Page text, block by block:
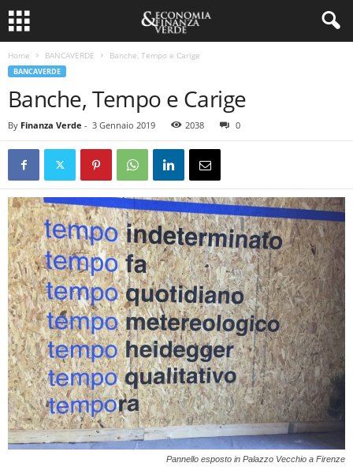
Home BANCAVERDE Banche, Tempo e Carige
BANCAVERDE
Banche, Tempo e Carige
By Finanza Verde - 3 Gennaio 2019 2038 0
Pannello esposto in Palazzo Vecchio a Firenze